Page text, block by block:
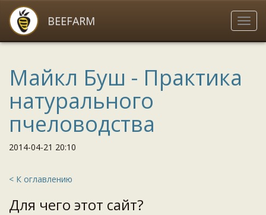
Перейти
главному
содержимому
BEEFARM
Майкл Буш - Практика
натурального
пчеловодства
2014-04-21 20:10
< К оглавлению
Для чего этот сайт?